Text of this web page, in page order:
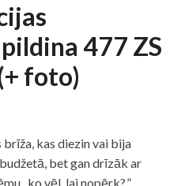
477 ZS
foto)
kas diezin vai bija
bet gan drīzāk ar
„ko vēl, lai nopērk?,”